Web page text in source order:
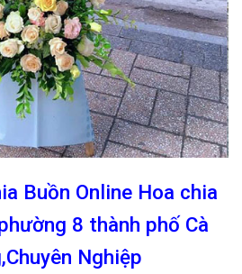
Buồn Online Hoa chia
8 thành phố Cà
Nghiệp